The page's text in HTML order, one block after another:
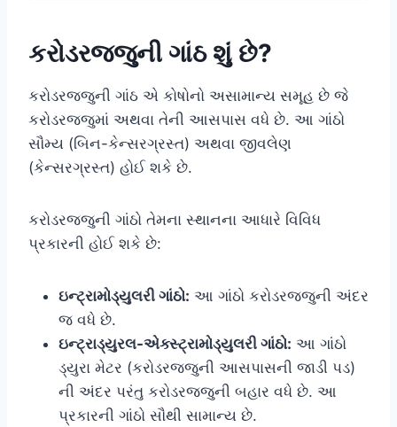
કરોડરજ્જુની ગાંઠ શું છે?
કરોડરજ્જુની ગાંઠ એ કોષોનો અસામાન્ય સમૂહ છે જે
કરોડરજ્જુમાં અથવા તેની આસપાસ વધે છે. આ ગાંઠો
સૌમ્ય (બિન-કેન્સરગ્રસ્ત) અથવા જીવલેણ
(કેન્સરગ્રસ્ત) હોઈ શકે છે.
કરોડરજ્જુની ગાંઠો તેમના સ્થાનના આધારે વિવિધ
પ્રકારની હોઈ શકે છે:
ઇન્ટ્રામોડ્યુલરી ગાંઠો: આ ગાંઠો કરોડરજ્જુની અંદર
જ વધે છે.
ઇન્ટ્રાડ્યુરલ-એક્સ્ટ્રામોડ્યુલરી ગાંઠો: આ ગાંઠો
ડ્યુરા મેટર (કરોડરજ્જુની આસપાસની જાડી પડ)
ની અંદર પરંતુ કરોડરજ્જુની બહાર વધે છે. આ
પ્રકારની ગાંઠો સૌથી સામાન્ય છે.